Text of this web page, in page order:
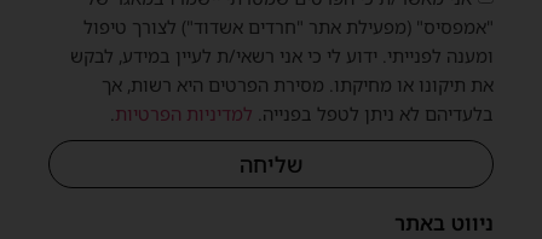
ניווט באתר
"אמפסיס" (מפעילת אתר "חרדים אשדוד") לצורך טיפול
ומענה לפנייתי. ידוע לי כי אני רשאי/ת לעיין במידע, לבקש
את תיקונו או מחיקתו. מסירת הפרטים היא רשות, אך
בלעדיהם לא ניתן לטפל בפנייה.למדיניות הפרטיות.
שליחה